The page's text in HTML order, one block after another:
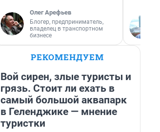
Олег Арефьев
Блогер, предприниматель,
владелец в транспортном
бизнесе
РЕКОМЕНДУЕМ
Вой сирен, злые туристы и
грязь. Стоит ли ехать в
самый большой аквапарк
в Геленджике — мнение
туристки